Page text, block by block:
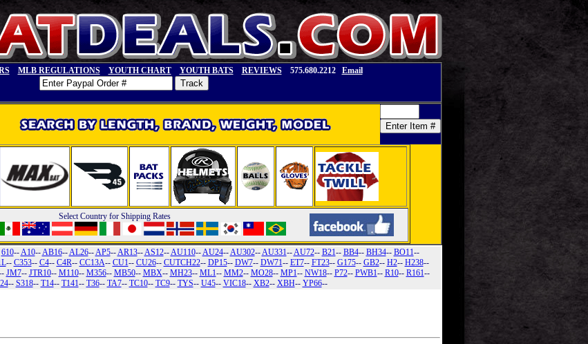
MLB REGULATIONS YOUTH CHART YOUTH BATS REVIEWS 575.680.2212 Email
Select Country for Shipping Rates
610--A10--AB16--AL26--AP5--AR13--AS12--AU110--AU24--AU302--AU331--AU72-- B21-- BB4-- BH34-- BO11--
-- C353-- C4-- C4R-- CC13A-- CU1-- CU26-- CUTCH22-- DP15-- DW7-- DW71-- ET7-- FT23-- G175-- GB2-- H2-- H238--
JM7-- JTR10-- M110-- M356-- MB50-- MBX-- MH23-- ML1-- MM2-- MO28-- MP1-- NW18-- P72-- PWB1-- R10-- R161--
-- S318-- T14-- T141-- T36-- TA7-- TC10-- TC9-- TYS-- U45-- VIC18-- XB2-- XBH-- YP66--